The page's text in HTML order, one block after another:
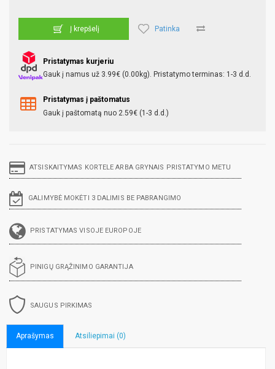
Į krepšelį Patinka
Pristatymas kurjeriu
Gauk į namus už 3.99€ (0.00kg). Pristatymo terminas: 1-3 d.d.
Pristatymas į paštomatus
Gauk į paštomatą nuo 2.59€ (1-3 d.d.)
ATSISKAITYMAS KORTELE ARBA GRYNAIS PRISTATYMO METU
GALIMYBĖ MOKĖTI 3 DALIMIS BE PABRANGIMO
PRISTATYMAS VISOJE EUROPOJE
PINIGŲ GRĄŽINIMO GARANTIJA
SAUGUS PIRKIMAS
Aprašymas Atsiliepimai (0)